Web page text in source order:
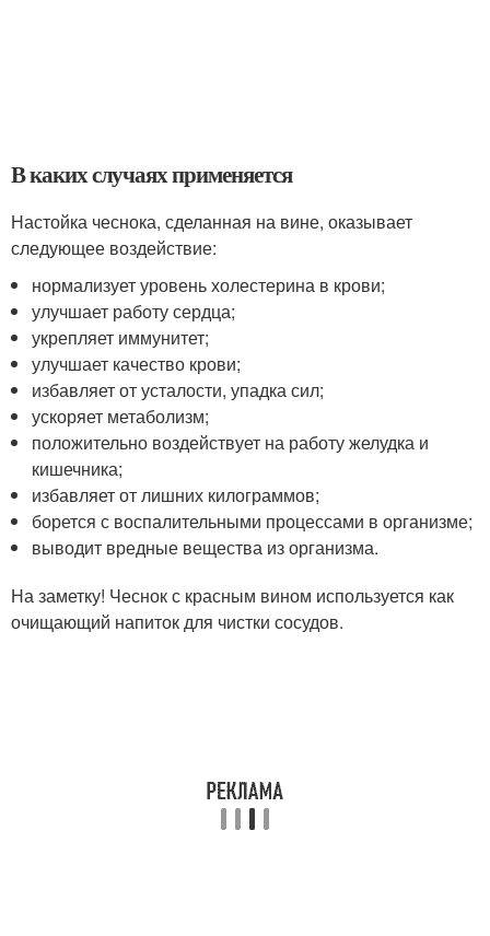
В каких случаях применяется
Настойка чеснока, сделанная на вине, оказывает
следующее воздействие:
нормализует уровень холестерина в крови;
улучшает работу сердца;
укрепляет иммунитет;
улучшает качество крови;
избавляет от усталости, упадка сил;
ускоряет метаболизм;
положительно воздействует на работу желудка и
кишечника;
избавляет от лишних килограммов;
борется с воспалительными процессами в организме;
выводит вредные вещества из организма.
На заметку! Чеснок с красным вином используется как
очищающий напиток для чистки сосудов.